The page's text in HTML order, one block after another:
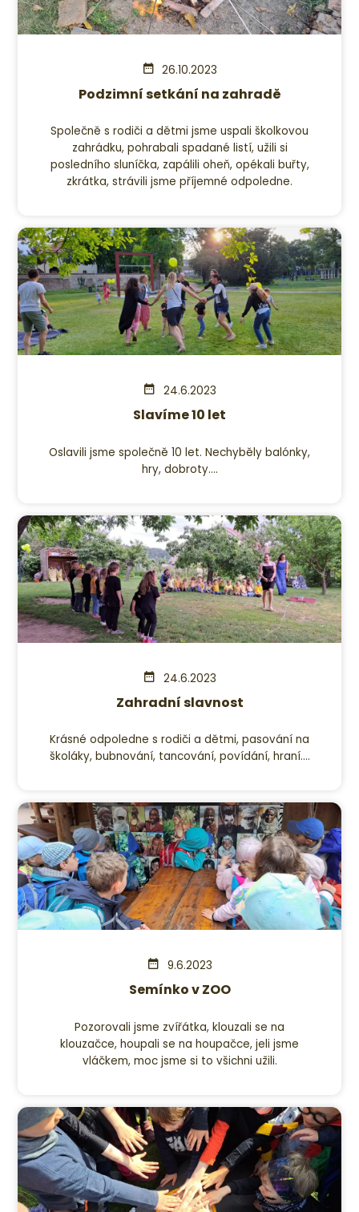
26.10.2023
Podzimní setkání na zahradě
Společně s rodiči a dětmi jsme uspali školkovou
zahrádku, pohrabali spadané listí, užili si
posledního sluníčka, zapálili oheň, opékali buřty,
zkrátka, strávili jsme příjemné odpoledne.
24.6.2023
Slavíme 10 let
Oslavili jsme společně 10 let. Nechyběly balónky,
hry, dobroty....
24.6.2023
Zahradní slavnost
Krásné odpoledne s rodiči a dětmi, pasování na
školáky, bubnování, tancování, povídání, hraní....
9.6.2023
Semínko v ZOO
Pozorovali jsme zvířátka, klouzali se na
klouzačce, houpali se na houpačce, jeli jsme
vláčkem, moc jsme si to všichni užili.